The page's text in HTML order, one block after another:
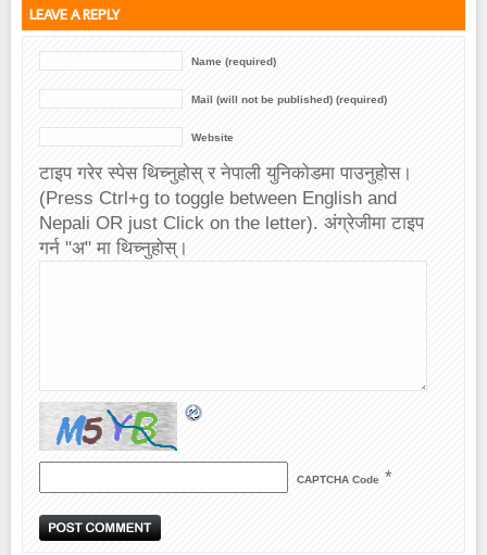
LEAVE A REPLY
Name (required)
Mail (will not be published) (required)
Website
टाइप गरेर स्पेस थिच्नुहोस् र नेपाली युनिकोडमा पाउनुहोस।
(Press Ctrl+g to toggle between English and
Nepali OR just Click on the letter). अंग्रेजीमा टाइप
गर्न "अ" मा थिच्नुहोस्।
CAPTCHA Code *